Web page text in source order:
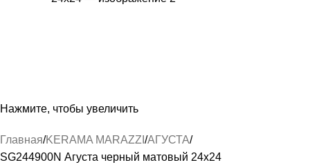
Нажмите, чтобы увеличить
Главная KERAMA MARAZZI АГУСТА
SG244900N Агуста черный матовый 24х24